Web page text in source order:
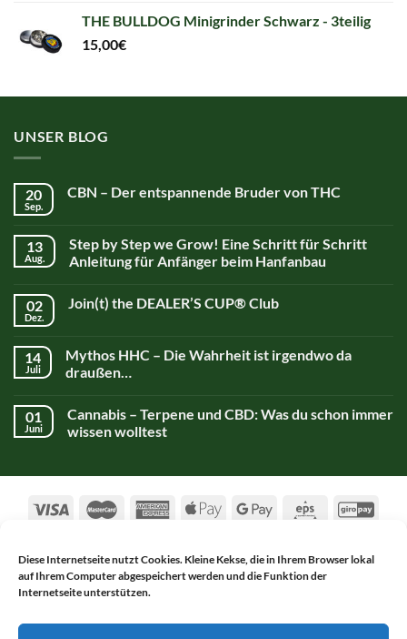
Diese Internetseite nutzt Cookies. Kleine Kekse, die in Ihrem Browser lokal
auf Ihrem Computer abgespeichert werden und die Funktion der
Internetseite unterstützen.
THE BULLDOG Minigrinder Schwarz - 3teilig
15,00€
UNSER BLOG
20
Sep.
CBN – Der entspannende Bruder von THC
13
Aug.
Step by Step we Grow! Eine Schritt für Schritt
Anleitung für Anfänger beim Hanfanbau
02
Dez.
Join(t) the DEALER’S CUP® Club
14
Juli
Mythos HHC – Die Wahrheit ist irgendwo da
draußen…
01
Juni
Cannabis – Terpene und CBD: Was du schon immer
wissen wolltest
AGB
DATENSCHUTZERKLÄRUNG